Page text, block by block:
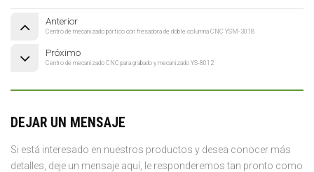
Anterior
Centro de mecanizado pórtico con fresadora de doble columna CNC YSM-3018
Próximo
Centro de mecanizado CNC para grabado y mecanizado YS-8012
DEJAR UN MENSAJE
Si está interesado en nuestros productos y desea conocer más
detalles, deje un mensaje aquí, le responderemos tan pronto como